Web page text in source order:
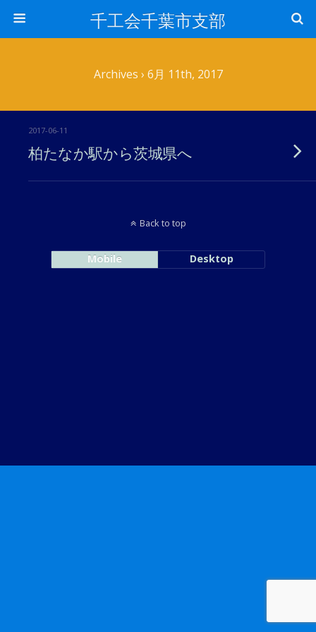
千工会千葉市支部
Archives › 6月 11th, 2017
2017-06-11
柏たなか駅から茨城県へ
Back to top
Mobile Desktop